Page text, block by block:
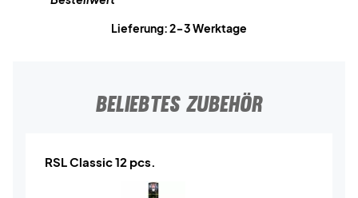
Lieferung: 2-3 Werktage
BELIEBTES ZUBEHÖR
RSL Classic 12 pcs.